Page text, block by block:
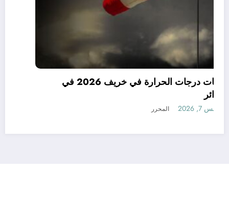
الجزائر
أغسطس 7, 2026